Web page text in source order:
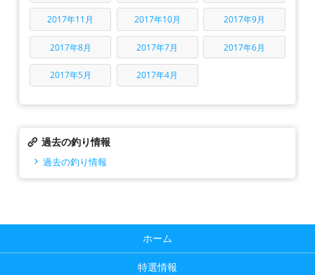
2017年11月 2017年10月 2017年9月
2017年8月 2017年7月 2017年6月
2017年5月 2017年4月
過去の釣り情報
過去の釣り情報
ホーム
特選情報